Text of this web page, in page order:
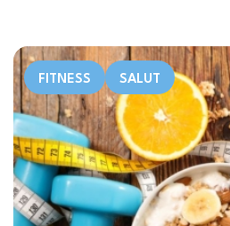
FITNESS SALUT